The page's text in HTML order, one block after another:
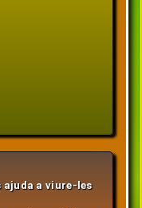
ajuda a viure-les